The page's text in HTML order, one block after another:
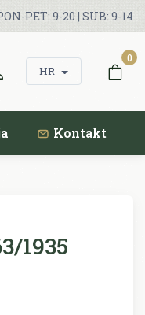
PET: 9-20 | SUB: 9-14
HR
0
Kontakt
1935